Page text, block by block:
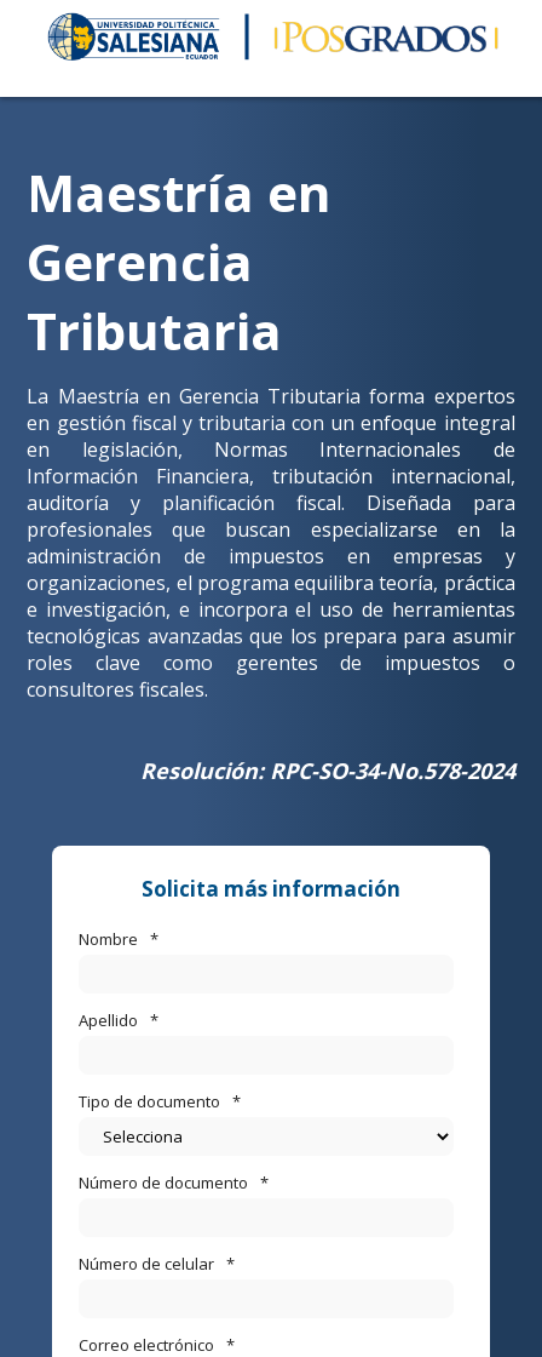
Maestría en
Gerencia
Tributaria
La Maestría en Gerencia Tributaria forma expertos
en gestión fiscal y tributaria con un enfoque integral
en legislación, Normas Internacionales de
Información Financiera, tributación internacional,
auditoría y planificación fiscal. Diseñada para
profesionales que buscan especializarse en la
administración de impuestos en empresas y
organizaciones, el programa equilibra teoría, práctica
e investigación, e incorpora el uso de herramientas
tecnológicas avanzadas que los prepara para asumir
roles clave como gerentes de impuestos o
consultores fiscales.
Resolución: RPC-SO-34-No.578-2024
Solicita más información
Nombre *
Apellido *
Tipo de documento *
Número de documento *
Número de celular *
Correo electrónico *